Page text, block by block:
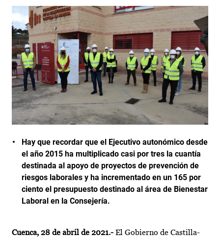
Hay que recordar que el Ejecutivo autonómico desde
el año 2015 ha multiplicado casi por tres la cuantía
destinada al apoyo de proyectos de prevención de
riesgos laborales y ha incrementado en un 165 por
ciento el presupuesto destinado al área de Bienestar
Laboral en la Consejería.
Cuenca, 28 de abril de 2021.- El Gobierno de Castilla-